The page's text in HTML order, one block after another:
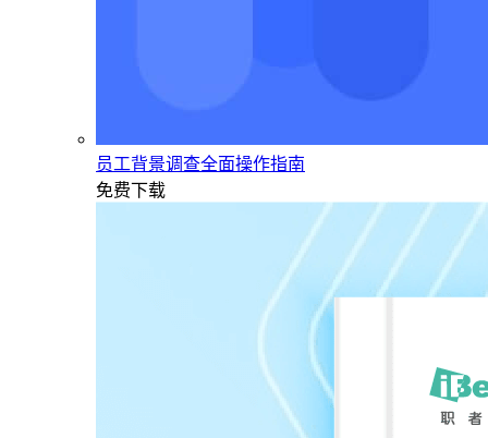
员工背景调查全面操作指南
免费下载